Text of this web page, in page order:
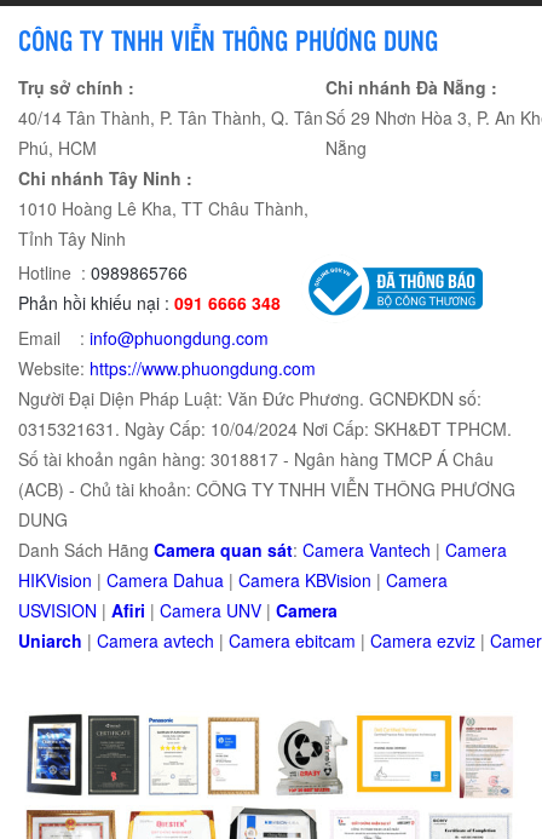
CÔNG TY TNHH VIỄN THÔNG PHƯƠNG DUNG
Trụ sở chính :
40/14 Tân Thành, P. Tân Thành, Q. Tân
Phú, HCM
Chi nhánh Đà Nẵng :
Số 29 Nhơn Hòa 3, P. An
Nẵng
Chi nhánh Tây Ninh :
1010 Hoàng Lê Kha, TT Châu Thành,
Tỉnh Tây Ninh
Hotline : 0989865766
Phản hồi khiếu nại : 091 6666 348
Email : info@phuongdung.com
Website: https://www.phuongdung.com
Người Đại Diện Pháp Luật: Văn Đức Phương. GCNĐKDN số:
0315321631. Ngày Cấp: 10/04/2024 Nơi Cấp: SKH&ĐT TPHCM.
Số tài khoản ngân hàng: 3018817 - Ngân hàng TMCP Á Châu
(ACB) - Chủ tài khoản: CÔNG TY TNHH VIỄN THÔNG PHƯƠNG
DUNG
Danh Sách Hãng Camera quan sát: Camera Vantech | Camera
HIKVision | Camera Dahua | Camera KBVision | Camera
USVISION | Afiri | Camera UNV | Camera
Uniarch | Camera avtech | Camera ebitcam | Camera ezviz |